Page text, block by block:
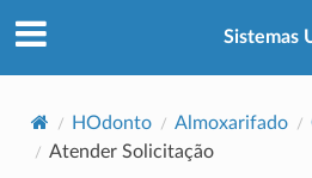
Sistemas
HOdonto Almoxarifado
Atender Solicitação